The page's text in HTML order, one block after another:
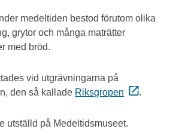
medeltiden bestod förutom olika
grytor och många maträtter
med bröd.
vid utgrävningarna på
den så kallade Riksgropen .
utställd på Medeltidsmuseet.